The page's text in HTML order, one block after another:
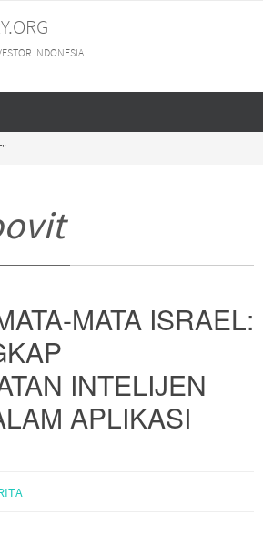
INDONESIA
MATA ISRAEL:
INTELIJEN
APLIKASI